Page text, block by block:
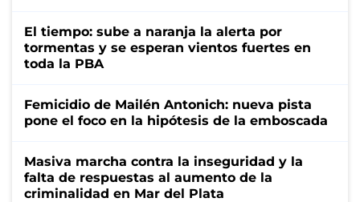
El tiempo: sube a naranja la alerta por
tormentas y se esperan vientos fuertes en
toda la PBA
Femicidio de Mailén Antonich: nueva pista
pone el foco en la hipótesis de la emboscada
Masiva marcha contra la inseguridad y la
falta de respuestas al aumento de la
criminalidad en Mar del Plata